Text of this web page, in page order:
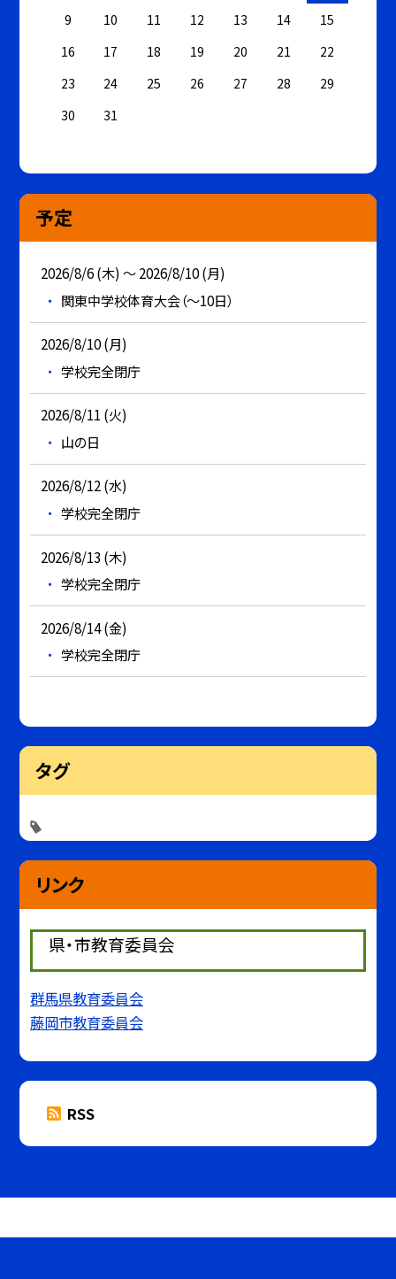
9
10 11 12 13 14
15
16
17 18 19 20 21
22
23
24 25 26 27 28
29
30
31
予定
2026/8/6 (木) ～ 2026/8/10 (月)
関東中学校体育大会（～10日）
2026/8/10 (月)
学校完全閉庁
2026/8/11 (火)
山の日
2026/8/12 (水)
学校完全閉庁
2026/8/13 (木)
学校完全閉庁
2026/8/14 (金)
学校完全閉庁
タグ
リンク
県・市教育委員会
群馬県教育委員会
藤岡市教育委員会
RSS